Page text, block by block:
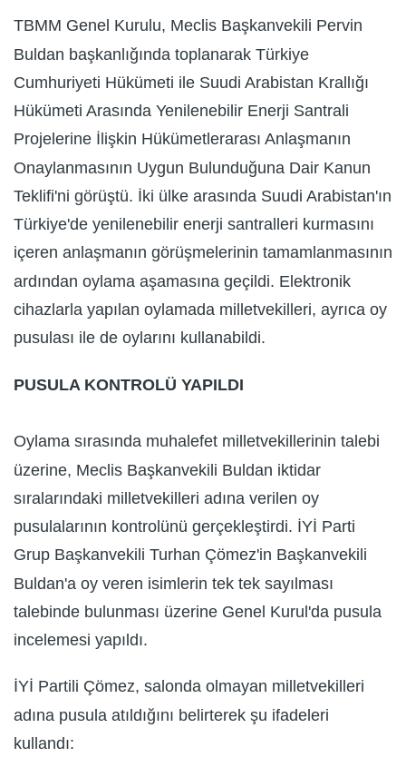
TBMM Genel Kurulu, Meclis Başkanvekili Pervin
Buldan başkanlığında toplanarak Türkiye
Cumhuriyeti Hükümeti ile Suudi Arabistan Krallığı
Hükümeti Arasında Yenilenebilir Enerji Santrali
Projelerine İlişkin Hükümetlerarası Anlaşmanın
Onaylanmasının Uygun Bulunduğuna Dair Kanun
Teklifi'ni görüştü. İki ülke arasında Suudi Arabistan'ın
Türkiye'de yenilenebilir enerji santralleri kurmasını
içeren anlaşmanın görüşmelerinin tamamlanmasının
ardından oylama aşamasına geçildi. Elektronik
cihazlarla yapılan oylamada milletvekilleri, ayrıca oy
pusulası ile de oylarını kullanabildi.
PUSULA KONTROLÜ YAPILDI
Oylama sırasında muhalefet milletvekillerinin talebi
üzerine, Meclis Başkanvekili Buldan iktidar
sıralarındaki milletvekilleri adına verilen oy
pusulalarının kontrolünü gerçekleştirdi. İYİ Parti
Grup Başkanvekili Turhan Çömez'in Başkanvekili
Buldan'a oy veren isimlerin tek tek sayılması
talebinde bulunması üzerine Genel Kurul'da pusula
incelemesi yapıldı.
İYİ Partili Çömez, salonda olmayan milletvekilleri
adına pusula atıldığını belirterek şu ifadeleri
kullandı: